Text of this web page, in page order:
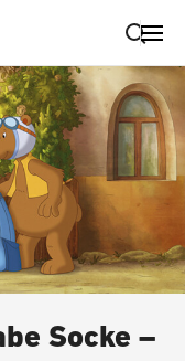
Suche schließen
Socke –